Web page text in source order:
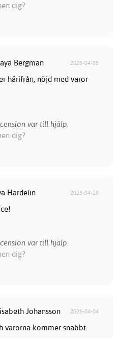
dig?
Bergman 2026-04-05
härifrån, nöjd med varor
var till hjälp.
dig?
Hardelin 2026-04-19
var till hjälp.
dig?
Johansson 2026-04-04
varorna kommer snabbt.